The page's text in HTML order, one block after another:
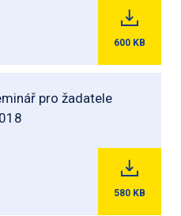
600 KB
pro žadatele
580 KB